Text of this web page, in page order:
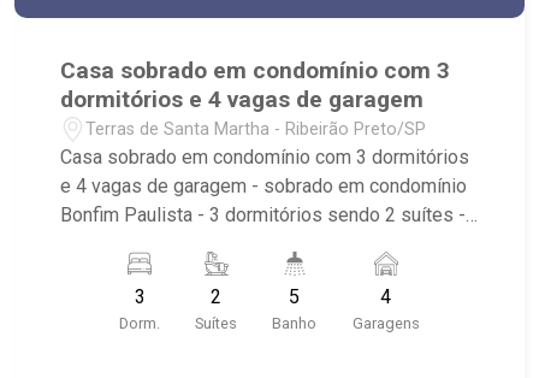
Casa sobrado em condomínio com 3
dormitórios e 4 vagas de garagem
Terras de Santa Martha - Ribeirão Preto/SP
Casa sobrado em condomínio com 3 dormitórios
e 4 vagas de garagem - sobrado em condomínio
Bonfim Paulista - 3 dormitórios sendo 2 suítes -
sala íntima - cozinha - área de serviço - 4 vagas
de garagem - falta pintura e detalhes de
acabamento para terminar o imóvel, pode-se ser
3
Dorm.
2
Suítes
5
Banho
4
Garagens